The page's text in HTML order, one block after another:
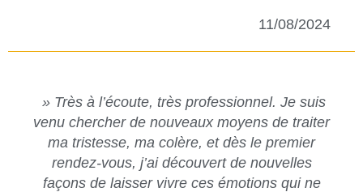
11/08/2024
» Très à l’écoute, très professionnel. Je suis
venu chercher de nouveaux moyens de traiter
ma tristesse, ma colère, et dès le premier
rendez-vous, j’ai découvert de nouvelles
façons de laisser vivre ces émotions qui ne